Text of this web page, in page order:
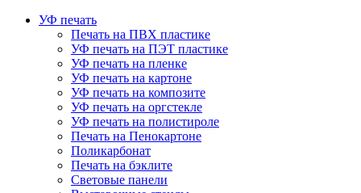
УФ печать
Печать на ПВХ пластике
УФ печать на ПЭТ пластике
УФ печать на пленке
УФ печать на картоне
УФ печать на композите
УФ печать на оргстекле
УФ печать на полистироле
Печать на Пенокартоне
Поликарбонат
Печать на бэклите
Световые панели